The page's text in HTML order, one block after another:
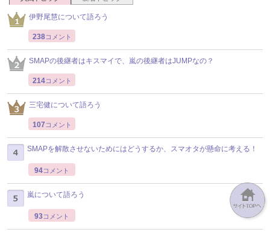
伊野尾慧について語ろう
238コメント
SMAPの後継者はキスマイで、嵐の後継者はJUMPなの？
214コメント
三宅健について語ろう
107 コメント
SMAPを解散させないためにはどうするか、スマオタが懸命に考える！
94コメント
嵐について語ろう
93コメント